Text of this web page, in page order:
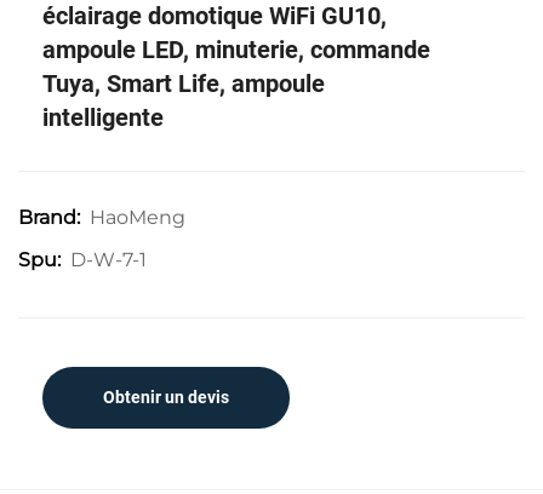
éclairage domotique WiFi GU10,
ampoule LED, minuterie, commande
Tuya, Smart Life, ampoule
intelligente
Brand: HaoMeng
Spu: D-W-7-1
Obtenir un devis